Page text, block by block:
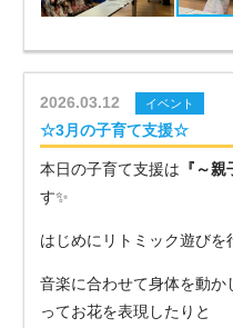
2026.03.12 イベント
☆3月の子育て支援☆
本日の子育て支援は 『～
す✨
はじめにリトミック遊びを
音楽に合わせて身体を動
ってお花を表現したりと